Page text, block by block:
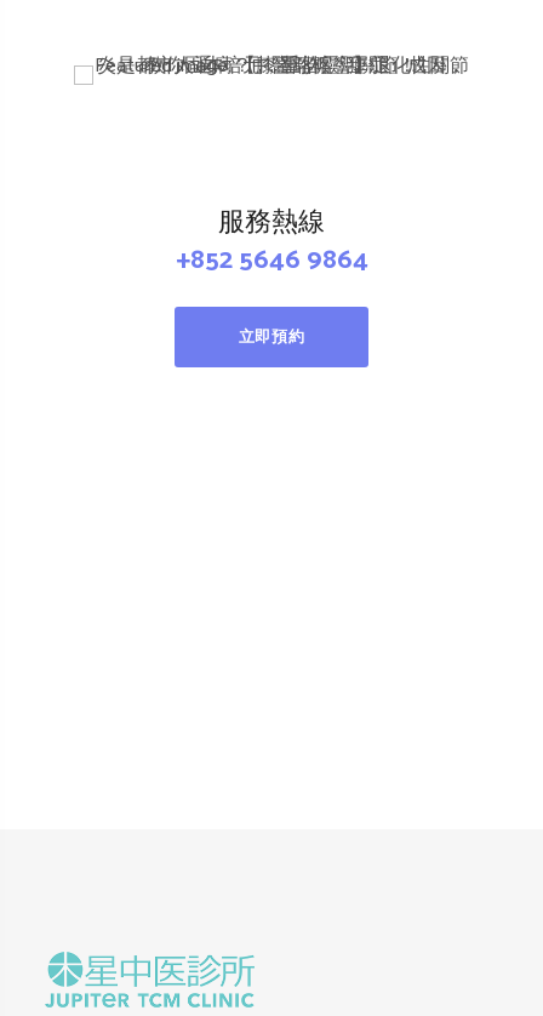
服務熱線
+852 5646 9864
立即預約